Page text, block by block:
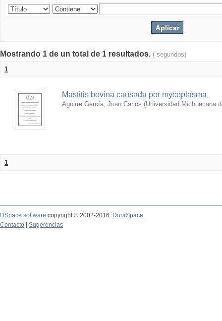
Mostrando 1 de un total de 1 resultados. ( segundos)
1
Mastitis bovina causada por mycoplasma
Aguirre García, Juan Carlos (Universidad Michoacana
1
DSpace software copyright © 2002-2016
DuraSpace
Contacto
Sugerencias